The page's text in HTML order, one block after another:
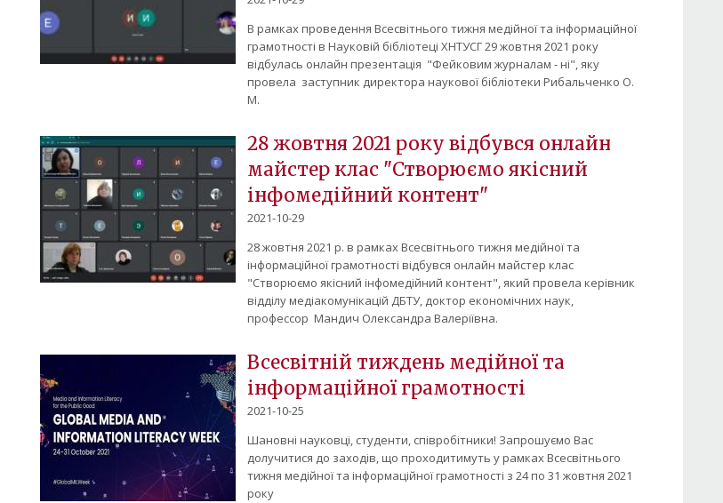
В рамках проведення Всесвітнього тижня медійної та інформаційної
грамотності в Науковій бібліотеці ХНТУСГ 29 жовтня 2021 року
відбулась онлайн презентація "Фейковим журналам - ні", яку
провела заступник директора наукової бібліотеки Рибальченко О.
М.
28 жовтня 2021 року відбувся онлайн
майстер клас "Створюємо якісний
інфомедійний контент"
2021-10-29
28 жовтня 2021 р. в рамках Всесвітнього тижня медійної та
інформаційної грамотності відбувся онлайн майстер клас
"Створюємо якісний інфомедійний контент", який провела керівник
відділу медіакомунікацій ДБТУ, доктор економічних наук,
профессор Мандич Олександра Валеріївна.
Всесвітній тиждень медійної та
інформаційної грамотності
2021-10-25
Шановні науковці, студенти, співробітники! Запрошуємо Вас
долучитися до заходів, що проходитимуть у рамках Всесвітнього
тижня медійної та інформаційної грамотності з 24 по 31 жовтня 2021
року